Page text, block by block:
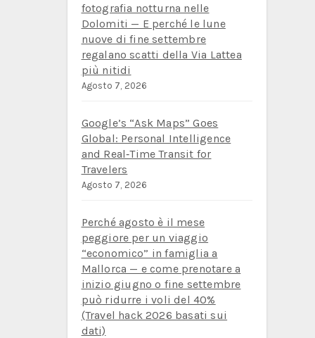
fotografia notturna nelle
Dolomiti — E perché le lune
nuove di fine settembre
regalano scatti della Via Lattea
più nitidi
Agosto 7, 2026
Google’s “Ask Maps” Goes
Global: Personal Intelligence
and Real‑Time Transit for
Travelers
Agosto 7, 2026
Perché agosto è il mese
peggiore per un viaggio
“economico” in famiglia a
Mallorca — e come prenotare a
inizio giugno o fine settembre
può ridurre i voli del 40%
(Travel hack 2026 basati sui
dati)